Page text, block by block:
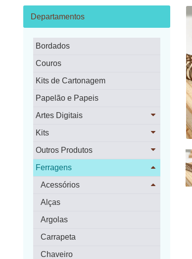
Departamentos
Bordados
Couros
Kits de Cartonagem
Papelão e Papeis
Artes Digitais
Kits
Outros Produtos
Ferragens
Acessórios
Alças
Argolas
Carrapeta
Chaveiro